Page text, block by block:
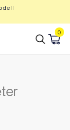
0